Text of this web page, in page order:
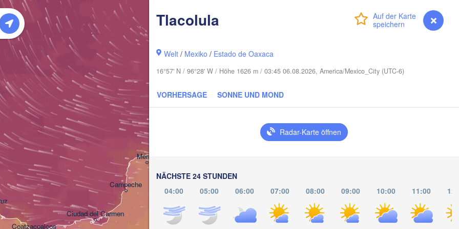
myVentusky Vorhersage
Tlacolula
Welt / Mexiko / Estado de Oaxaca
16°57' N / 96°28' W / Höhe 1626 m / 03:45 06.08.2026, America/Mexico_City (UTC-6)
VORHERSAGE SONNE UND MOND
Radar-Karte öffnen
NÄCHSTE 24 STUNDEN
04:00
05:00 06:00 07:00 08:00 09:00 10:00 11:00
Campeche
Coatzacoalcos
Ciudad del Carmen
Mérida
Chetumal